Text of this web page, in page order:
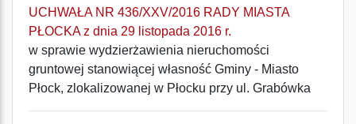
UCHWAŁA NR 436/XXV/2016 RADY MIASTA
PŁOCKA z dnia 29 listopada 2016 r.
w sprawie wydzierżawienia nieruchomości
gruntowej stanowiącej własność Gminy - Miasto
Płock, zlokalizowanej w Płocku przy ul. Grabówka